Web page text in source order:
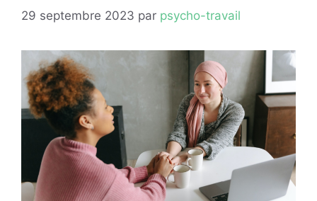
29 septembre 2023 par psycho-travail